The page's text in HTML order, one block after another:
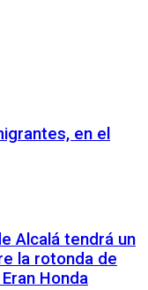
en el
Alcalá tendrá un
la rotonda de
Honda